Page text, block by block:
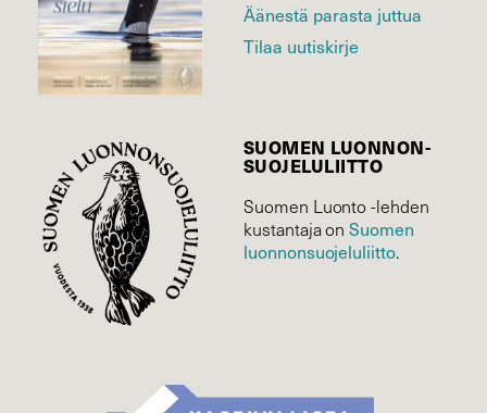
Äänestä parasta juttua
Tilaa uutiskirje
SUOMEN LUONNON­
SUOJELU­LIITTO
Suomen Luonto -lehden
kustantaja onSuomen
luonnonsuojelu­liitto.